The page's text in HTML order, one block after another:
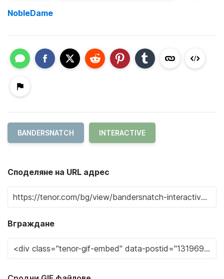
NobleDame
BANDERSNATCH INTERACTIVE
Споделяне на URL адрес
Вграждане